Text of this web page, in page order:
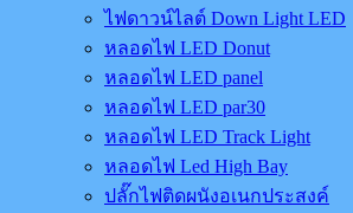
ไฟดาวน์ไลต์ Down Light LED
หลอดไฟ LED Donut
หลอดไฟ LED panel
หลอดไฟ LED par30
หลอดไฟ LED Track Light
หลอดไฟ Led High Bay
ปลั๊กไฟติดผนังอเนกประสงค์